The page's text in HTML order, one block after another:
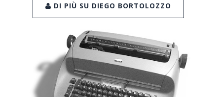
DI PIÙ SU DIEGO BORTOLOZZO